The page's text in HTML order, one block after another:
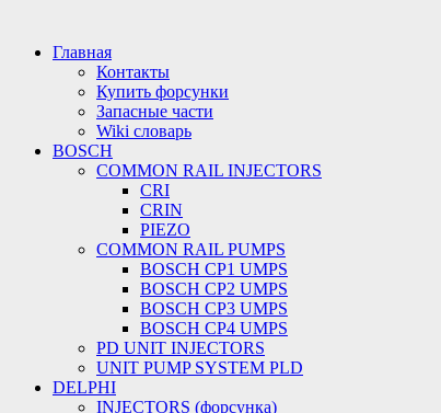
Главная
Контакты
Купить форсунки
Запасные части
Wiki словарь
BOSCH
COMMON RAIL INJECTORS
CRI
CRIN
PIEZO
COMMON RAIL PUMPS
BOSCH CP1 UMPS
BOSCH CP2 UMPS
BOSCH CP3 UMPS
BOSCH CP4 UMPS
PD UNIT INJECTORS
UNIT PUMP SYSTEM PLD
DELPHI
INJECTORS (форсунка)